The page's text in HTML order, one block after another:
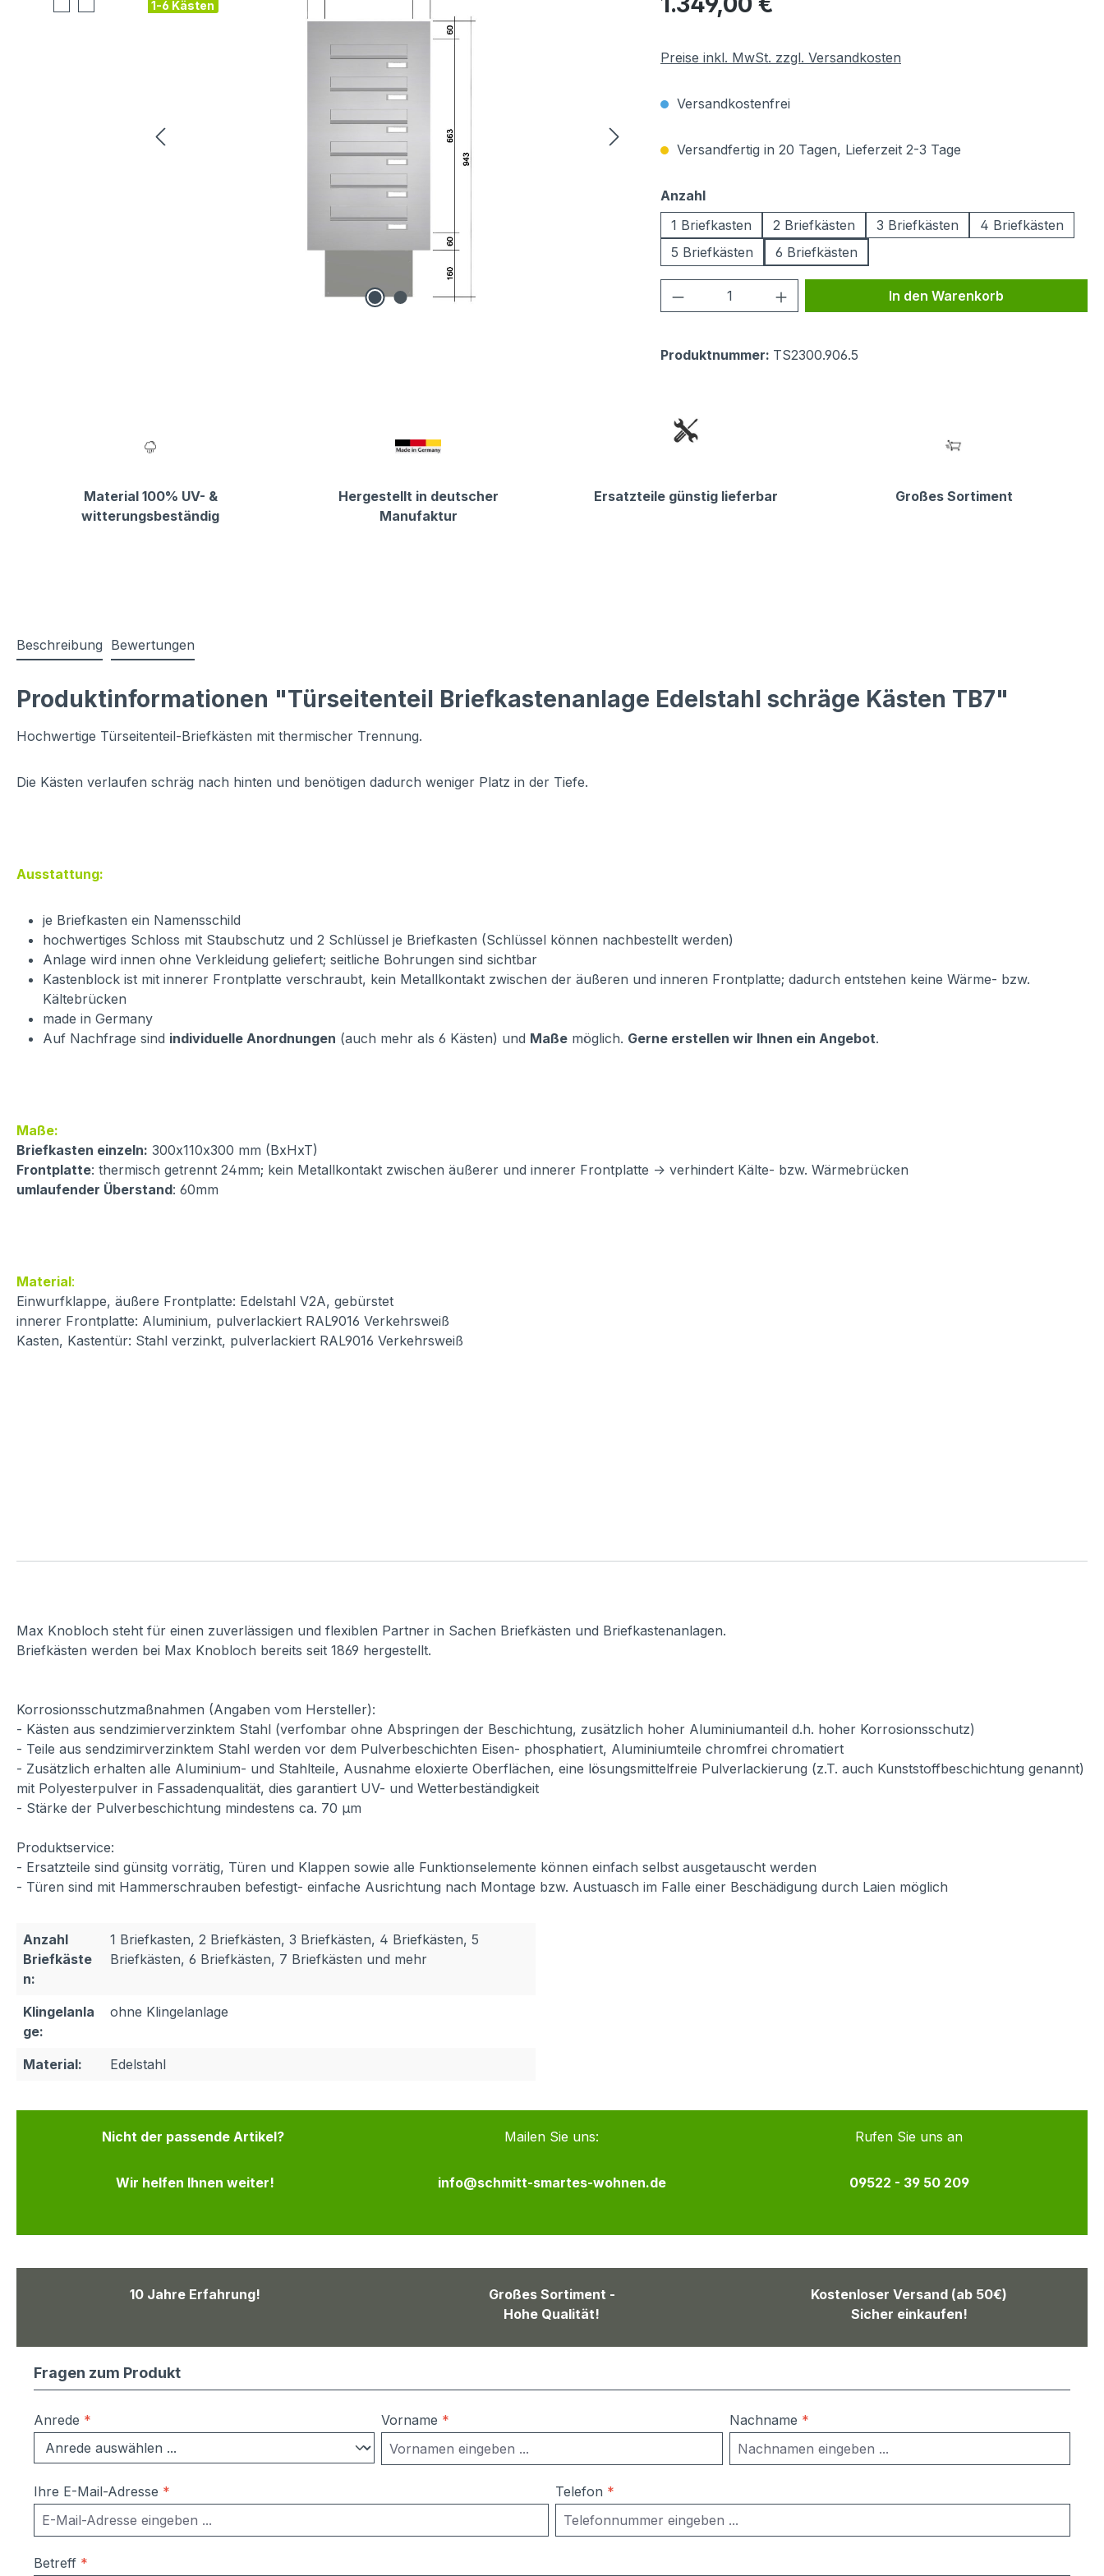
1-6 Kästen
Preise inkl. MwSt. zzgl. Versandkosten
Versandkostenfrei
Versandfertig in 20 Tagen, Lieferzeit 2-3 Tage
Anzahlauswählen
1 Briefkasten
2 Briefkästen 3 Briefkästen
4 Briefkästen
5 Briefkästen
6 Briefkästen
Produkt Anzahl: Gib den gewünschten Wert
In den Warenkorb
Produktnummer: TS2300.906.5
Material 100% UV- &
witterungsbeständig
Hergestellt in deutscher
Manufaktur
Ersatzteile günstig lieferbar Großes Sortiment
Beschreibung Bewertungen
Produktinformationen "Türseitenteil Briefkastenanlage Edelstahl schräge Kästen TB7"
Hochwertige Türseitenteil-Briefkästen mit thermischer Trennung.
Die Kästen verlaufen schräg nach hinten und benötigen dadurch weniger Platz in der Tiefe.
Ausstattung:
je Briefkasten ein Namensschild
hochwertiges Schloss mit Staubschutz und 2 Schlüssel je Briefkasten (Schlüssel können nachbestellt werden)
Anlage wird innen ohne Verkleidung geliefert; seitliche Bohrungen sind sichtbar
Kastenblock ist mit innerer Frontplatte verschraubt, kein Metallkontakt zwischen der äußeren und inneren Frontplatte; dadurch entstehen keine Wärme- bzw.
Kältebrücken
made in Germany
Auf Nachfrage sind individuelle Anordnungen (auch mehr als 6 Kästen) und Maße möglich. Gerne erstellen wir Ihnen ein Angebot.
Maße:
Briefkasten einzeln: 300x110x300 mm (BxHxT)
Frontplatte: thermisch getrennt 24mm; kein Metallkontakt zwischen äußerer und innerer Frontplatte -> verhindert Kälte- bzw. Wärmebrücken
umlaufender Überstand: 60mm
Material:
Einwurfklappe, äußere Frontplatte: Edelstahl V2A, gebürstet
innerer Frontplatte: Aluminium, pulverlackiert RAL9016 Verkehrsweiß
Kasten, Kastentür: Stahl verzinkt, pulverlackiert RAL9016 Verkehrsweiß
Max Knobloch steht für einen zuverlässigen und flexiblen Partner in Sachen Briefkästen und Briefkastenanlagen.
Briefkästen werden bei Max Knobloch bereits seit 1869 hergestellt.
Korrosionsschutzmaßnahmen (Angaben vom Hersteller):
- Kästen aus sendzimierverzinktem Stahl (verfombar ohne Abspringen der Beschichtung, zusätzlich hoher Aluminiumanteil d.h. hoher Korrosionsschutz)
- Teile aus sendzimirverzinktem Stahl werden vor dem Pulverbeschichten Eisen- phosphatiert, Aluminiumteile chromfrei chromatiert
- Zusätzlich erhalten alle Aluminium- und Stahlteile, Ausnahme eloxierte Oberflächen, eine lösungsmittelfreie Pulverlackierung (z.T. auch Kunststoffbeschichtung genannt)
mit Polyesterpulver in Fassadenqualität, dies garantiert UV- und Wetterbeständigkeit
- Stärke der Pulverbeschichtung mindestens ca. 70 µm
Produktservice:
- Ersatzteile sind günsitg vorrätig, Türen und Klappen sowie alle Funktionselemente können einfach selbst ausgetauscht werden
- Türen sind mit Hammerschrauben befestigt- einfache Ausrichtung nach Montage bzw. Austuasch im Falle einer Beschädigung durch Laien möglich
Anzahl
Briefkäste
n:
1 Briefkasten, 2 Briefkästen, 3 Briefkästen, 4 Briefkästen, 5
Briefkästen, 6 Briefkästen, 7 Briefkästen und mehr
Klingelanla
ge:
ohne Klingelanlage
Material: Edelstahl
Nicht der passende Artikel?
Wir helfen Ihnen weiter!
Mailen Sie uns:
info@schmitt-smartes-wohnen.de
Rufen Sie uns an
09522 - 39 50 209
10 Jahre Erfahrung!
Großes Sortiment -
Hohe Qualität!
Kostenloser Versand (ab 50€)
Sicher einkaufen!
Fragen zum Produkt
Anrede * Vorname * Nachname *
Ihre E-Mail-Adresse * Telefon *
Betreff *